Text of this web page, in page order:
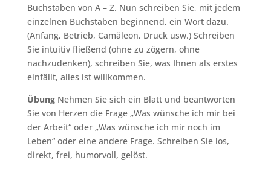
Buchstaben von A – Z. Nun schreiben Sie, mit jedem
einzelnen Buchstaben beginnend, ein Wort dazu.
(Anfang, Betrieb, Camäleon, Druck usw.) Schreiben
Sie intuitiv fließend (ohne zu zögern, ohne
nachzudenken), schreiben Sie, was Ihnen als erstes
einfällt, alles ist willkommen.
ÜbungNehmen Sie sich ein Blatt und beantworten
Sie von Herzen die Frage „Was wünsche ich mir bei
der Arbeit“ oder „Was wünsche ich mir noch im
Leben“ oder eine andere Frage. Schreiben Sie los,
direkt, frei, humorvoll, gelöst.